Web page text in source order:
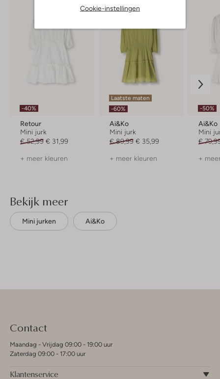
Cookie-instellingen
-40%
Retour
Mini jurk
€ 52,99 € 31,99
+ meer kleuren
Laatste maten
-60%
Ai&ko
Mini jurk
€ 89,99 € 35,99
+ meer kleuren
-50%
Ai&ko
Mini
€
+
Bekijk meer
Mini jurken Ai&ko
Contact
Maandag - Vrijdag 09:00 - 19:00 uur
Zaterdag 09:00 - 17:00 uur
Klantenservice